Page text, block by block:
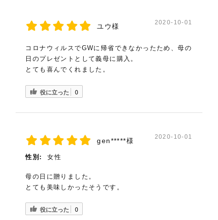
リーの中にぎゅっと凝縮させたとの説明通
り、抹茶の清々しさを堪能できます。
です。小豆もしっかりと歯応えも残っていて、
抹茶と合います。
白玉と濃厚な抹茶ゼリーもいい組み合わせで
す。1個が大きめですが、甘さ控えめなので、
も良いですし、お客様にはガラスの器に入れ
替えてお出しするとグッと高級感がでると思い
ました。
お品だと思いました。
ユウ様 2020-10-01
コロナウィルスでGWに帰省できなかったため、母の
日のプレゼントとして義母に購入。
とても喜んでくれました。
役に立った 0
gen*****様 2020-10-01
性別: 女性
母の日に贈りました。
とても美味しかったそうです。
役に立った 0